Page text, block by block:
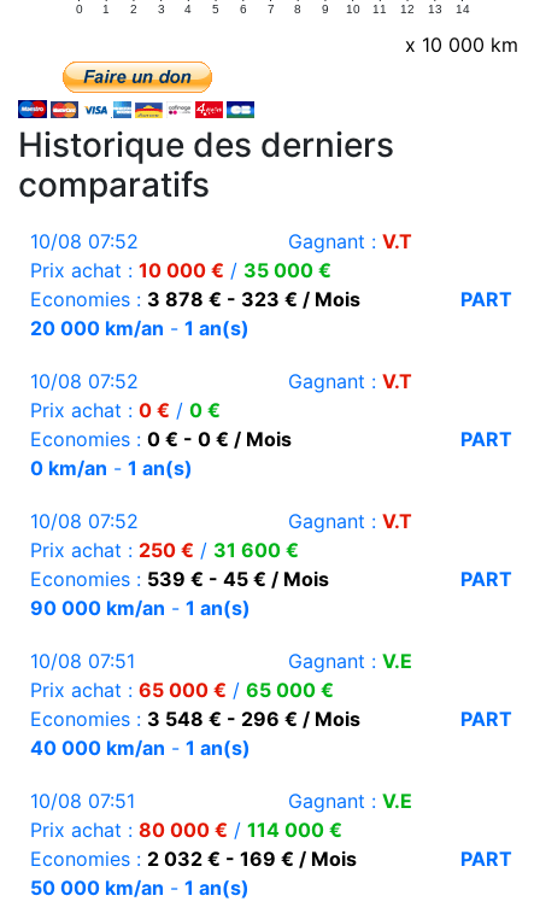
0 1 2 3 4 5 6 7 8 9 10 11 12 13 14
x 10 000 km
Historique des derniers
comparatifs
10/08 07:52 Gagnant : V.T
Prix achat : 10 000 € / 35 000 €
Economies : 3 878 € - 323 € / Mois
PART
20 000 km/an - 1 an(s)
10/08 07:52 Gagnant : V.T
Prix achat : 0 € / 0 €
Economies : 0 € - 0 € / Mois
PART
0 km/an - 1 an(s)
10/08 07:52 Gagnant : V.T
Prix achat : 250 € / 31 600 €
Economies : 539 € - 45 € / Mois
PART
90 000 km/an - 1 an(s)
10/08 07:51 Gagnant : V.E
Prix achat : 65 000 € / 65 000 €
Economies : 3 548 € - 296 € / Mois
PART
40 000 km/an - 1 an(s)
10/08 07:51 Gagnant : V.E
Prix achat : 80 000 € / 114 000 €
Economies : 2 032 € - 169 € / Mois
PART
50 000 km/an - 1 an(s)